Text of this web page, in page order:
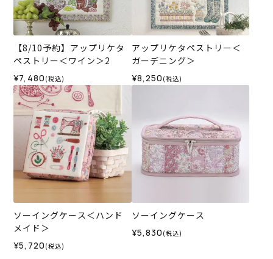
【8/10予約】アップリケタ
ペストリー＜ワイン＞2
¥7,480 (税込)
アップリケタペストリー＜
ガーデニング＞
¥8,250 (税込)
ソーイングケース＜ハンド
メイド＞
¥5,720 (税込)
ソーイングケース
¥5,830 (税込)